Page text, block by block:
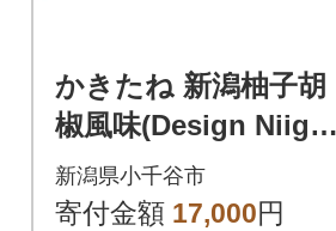
かきたね 新潟柚子胡
椒風味(Design Niigat
a) 20袋セット 柿の種
阿部幸製菓
新潟県小千谷市
寄付金額 17,000円